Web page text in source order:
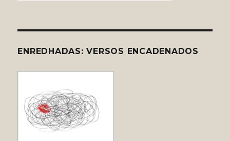
ENREDHADAS: VERSOS ENCADENADOS